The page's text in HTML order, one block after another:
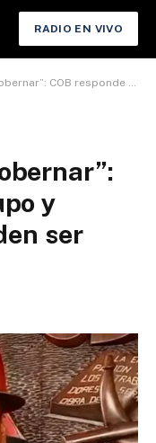
RADIO EN VIVO
a Lupo y señala que solo piden ser consultados
y
ser